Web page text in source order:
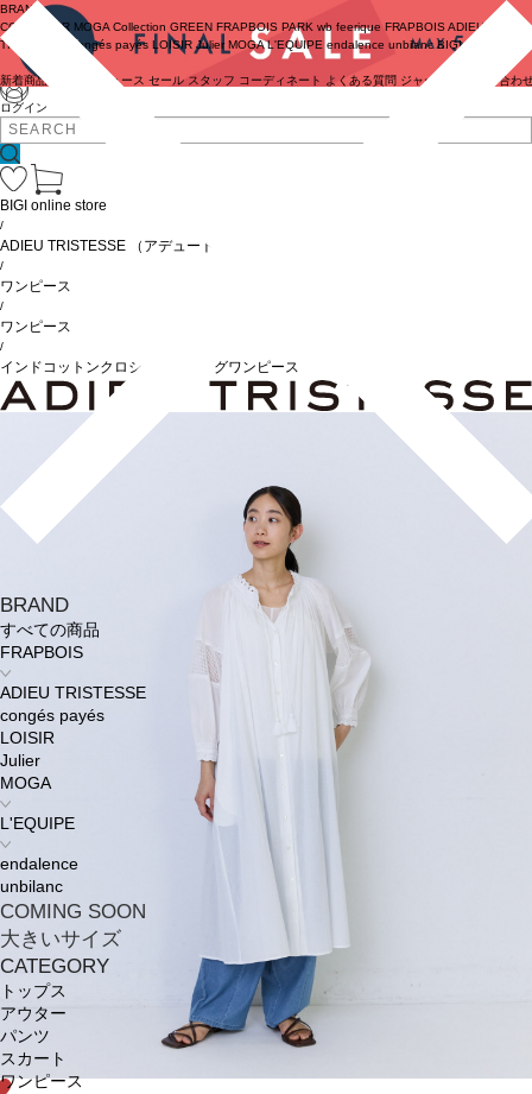
ログイン
BRAND
COUTURIER MOGA Collection GREEN FRAPBOIS PARK wb feerique FRAPBOIS ADIEU
TRISTESSE
congés payés LOISIR Julier MOGA L'EQUIPE endalence unbilanc BIGI online store
新着商品 ニュース セール スタッフ コーディネート よくある質問 ジャーナル お問い合わ
BRAND
すべての商品
FRAPBOIS
ADIEU TRISTESSE
congés payés
LOISIR
Julier
MOGA
L'EQUIPE
endalence
unbilanc
COMING SOON
大きいサイズ
CATEGORY
トップス
アウター
パンツ
スカート
ワンピース
BIGI online store
/
ADIEU TRISTESSE （アデュートリステス）
/
ワンピース
/
ワンピース
/
インドコットンクロシェトリミングワンピース